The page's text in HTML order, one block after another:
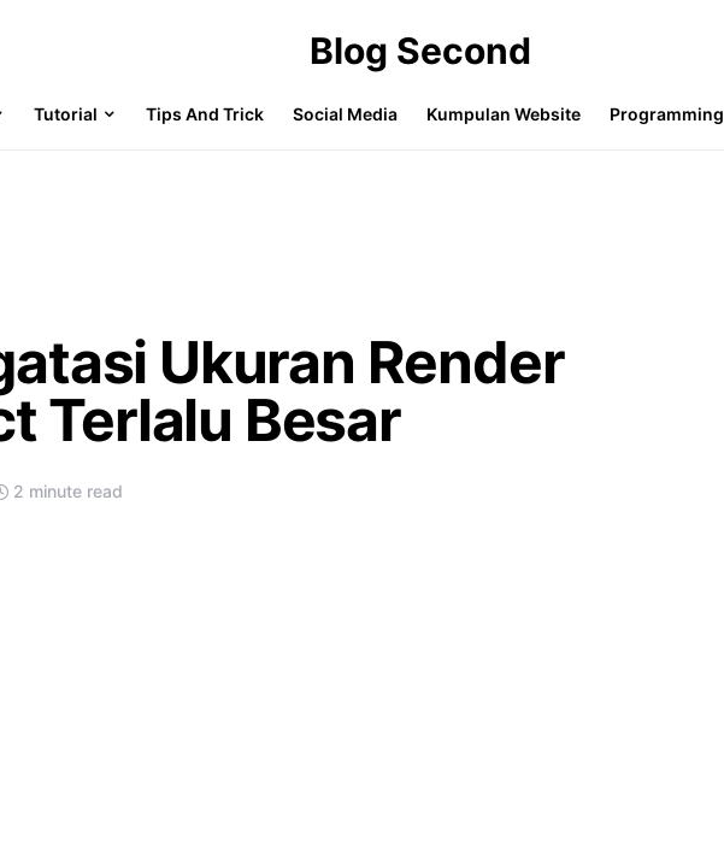
Blog Second
Tutorial Tips And Trick Social Media Kumpulan Website Programming
Ukuran Render
Terlalu Besar
2 minute read